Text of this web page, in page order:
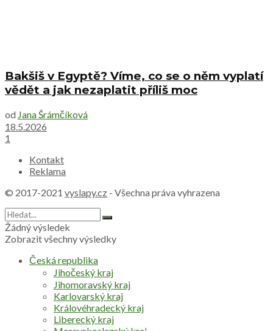
Bakšiš v Egyptě? Víme, co se o něm vyplatí
vědět a jak nezaplatit příliš moc
od Jana Šrámčíková
18.5.2026
1
Kontakt
Reklama
© 2017-2021 vyslapy.cz - Všechna práva vyhrazena
Žádný výsledek
Zobrazit všechny výsledky
Česká republika
Jihočeský kraj
Jihomoravský kraj
Karlovarský kraj
Královéhradecký kraj
Liberecký kraj